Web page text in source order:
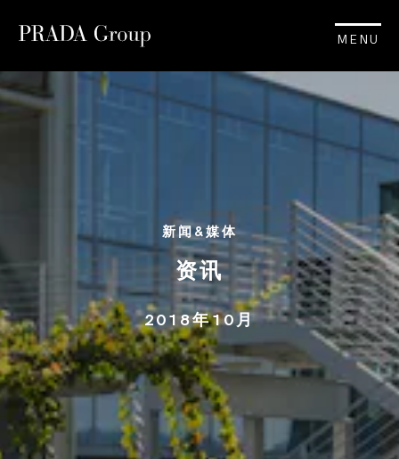
MENU
新闻&媒体
资讯
2018年10月